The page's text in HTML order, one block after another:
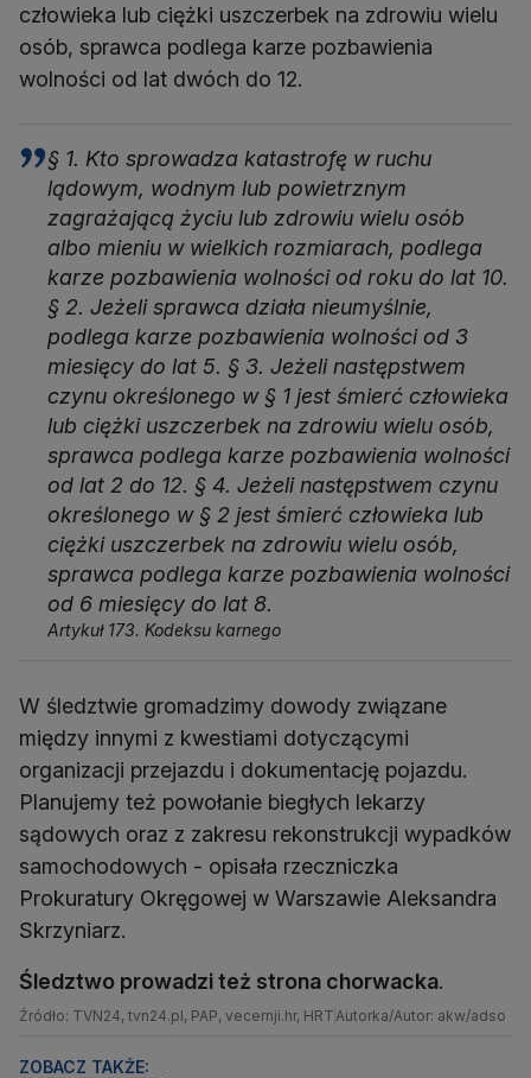
człowieka lub ciężki uszczerbek na zdrowiu wielu
osób, sprawca podlega karze pozbawienia
wolności od lat dwóch do 12.
§ 1. Kto sprowadza katastrofę w ruchu
lądowym, wodnym lub powietrznym
zagrażającą życiu lub zdrowiu wielu osób
albo mieniu w wielkich rozmiarach, podlega
karze pozbawienia wolności od roku do lat 10.
§ 2. Jeżeli sprawca działa nieumyślnie,
podlega karze pozbawienia wolności od 3
miesięcy do lat 5. § 3. Jeżeli następstwem
czynu określonego w § 1 jest śmierć człowieka
lub ciężki uszczerbek na zdrowiu wielu osób,
sprawca podlega karze pozbawienia wolności
od lat 2 do 12. § 4. Jeżeli następstwem czynu
określonego w § 2 jest śmierć człowieka lub
ciężki uszczerbek na zdrowiu wielu osób,
sprawca podlega karze pozbawienia wolności
od 6 miesięcy do lat 8.
Artykuł 173. Kodeksu karnego
W śledztwie gromadzimy dowody związane
między innymi z kwestiami dotyczącymi
organizacji przejazdu i dokumentację pojazdu.
Planujemy też powołanie biegłych lekarzy
sądowych oraz z zakresu rekonstrukcji wypadków
samochodowych - opisała rzeczniczka
Prokuratury Okręgowej w Warszawie Aleksandra
Skrzyniarz.
Śledztwo prowadzi też strona chorwacka.
Źródło: TVN24, tvn24.pl, PAP, vecernji.hr, HRT Autorka/Autor: akw/adso
ZOBACZ TAKŻE: